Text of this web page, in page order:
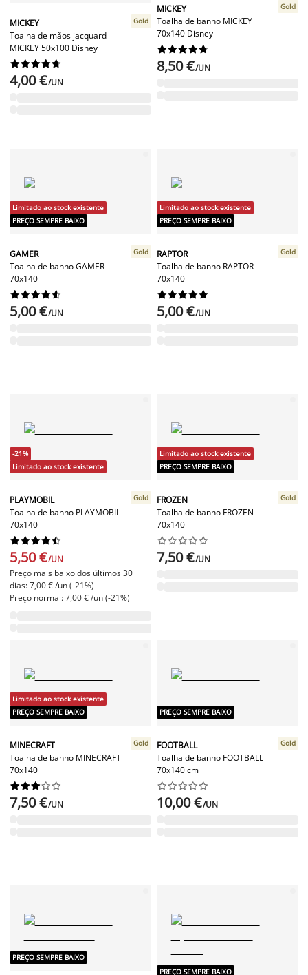
MICKEY
Toalha de mãos jacquard
MICKEY 50x100 Disney
Gold






4,00 €/UN
MICKEY
Toalha de banho MICKEY
70x140 Disney
Gold






8,50 €/UN
Limitado ao stock existente
PREÇO SEMPRE BAIXO
GAMER
Toalha de banho GAMER
70x140
Gold






5,00 €/UN
Limitado ao stock existente
PREÇO SEMPRE BAIXO
RAPTOR
Toalha de banho RAPTOR
70x140
Gold






5,00 €/UN
-21%
Limitado ao stock existente
PLAYMOBIL
Toalha de banho PLAYMOBIL
70x140
Gold






5,50 €/UN
Preço mais baixo dos últimos 30
dias: 7,00 € /un (-21%)
Preço normal: 7,00 € /un (-21%)
Limitado ao stock existente
PREÇO SEMPRE BAIXO
FROZEN
Toalha de banho FROZEN
70x140
Gold






7,50 €/UN
Limitado ao stock existente
PREÇO SEMPRE BAIXO
MINECRAFT
Toalha de banho MINECRAFT
70x140
Gold






7,50 €/UN
PREÇO SEMPRE BAIXO
FOOTBALL
Toalha de banho FOOTBALL
70x140 cm
Gold






10,00 €/UN
PREÇO SEMPRE BAIXO
PREÇO SEMPRE BAIXO